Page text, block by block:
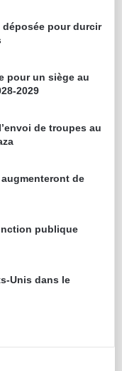
pour durcir
pour un siège au
2029
de troupes au
de
publique
Unis dans le